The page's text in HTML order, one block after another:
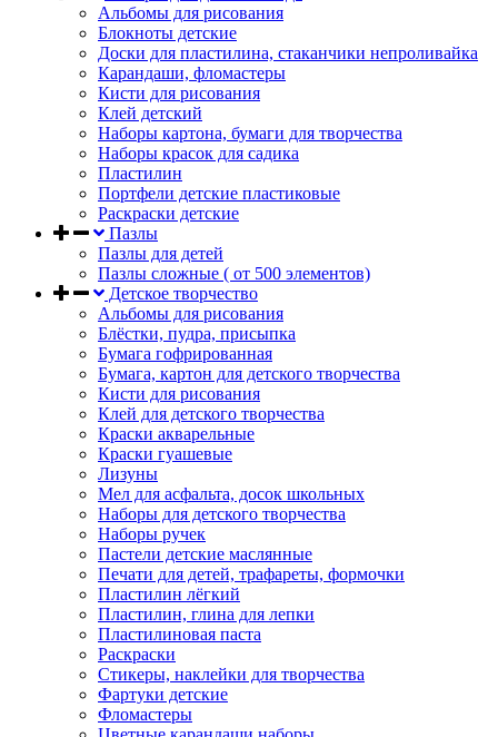
Альбомы для рисования
Блокноты детские
Доски для пластилина, стаканчики непроливайка
Карандаши, фломастеры
Кисти для рисования
Клей детский
Наборы картона, бумаги для творчества
Наборы красок для садика
Пластилин
Портфели детские пластиковые
Раскраски детские
Пазлы
Пазлы для детей
Пазлы сложные ( от 500 элементов)
Детское творчество
Альбомы для рисования
Блёстки, пудра, присыпка
Бумага гофрированная
Бумага, картон для детского творчества
Кисти для рисования
Клей для детского творчества
Краски акварельные
Краски гуашевые
Лизуны
Мел для асфальта, досок школьных
Наборы для детского творчества
Наборы ручек
Пастели детские маслянные
Печати для детей, трафареты, формочки
Пластилин лёгкий
Пластилин, глина для лепки
Пластилиновая паста
Раскраски
Стикеры, наклейки для творчества
Фартуки детские
Фломастеры